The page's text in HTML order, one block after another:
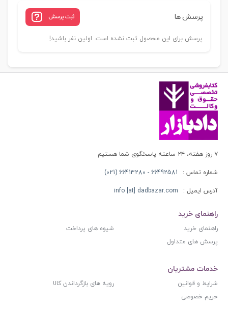
پرسش ها ثبت پرسش
پرسش برای این محصول ثبت نشده است. اولین نفر باشید!
۷ روز هفته، ۲۴ ساعته پاسخگوی شما هستیم
شماره تماس : 66492581 - 66413280 (021)
آدرس ایمیل : info [at] dadbazar.com
راهنمای خرید
راهنمای خرید
شیوه های پرداخت
پرسش های متداول
خدمات مشتریان
شرایط و قوانین
رویه های بازگرداندن کالا
حریم خصوصی